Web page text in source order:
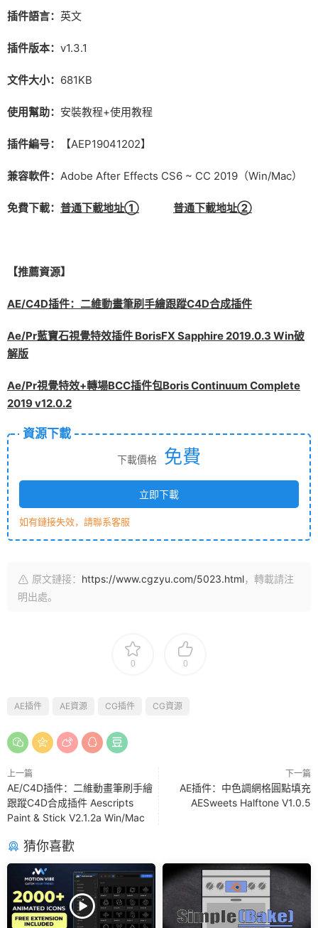
插件語言： 英文
插件版本： v1.3.1
文件大小： 681KB
使用幫助： 安裝教程+使用教程
插件編号： 【AEP19041202】
兼容軟件： Adobe After Effects CS6 ~ CC 2019（Win/Mac）
免費下載： 普通下載地址① 普通下載地址②
【推薦資源】
AE/C4D插件：二維動畫筆刷手繪跟蹤C4D合成插件
Ae/Pr藍寶石視覺特效插件 BorisFX Sapphire 2019.0.3 Win破
解版
Ae/Pr視覺特效+轉場BCC插件包Boris Continuum Complete
2019 v12.0.2
資源下載
下載價格 免費
立即下載
如有鏈接失效，請聯系客服
原文鏈接： https://www.cgzyu.com/5023.html，轉載請注
明出處。
0 0
AE插件 AE資源 CG插件 CG資源
上一篇
AE/C4D插件：二維動畫筆刷手繪
跟蹤C4D合成插件 Aescripts
Paint & Stick V2.1.2a Win/Mac
下一篇
AE插件：中色調網格圓點填充
AESweets Halftone V1.0.5
猜你喜歡